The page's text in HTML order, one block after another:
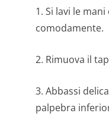
1. Si lavi le
comodamente.
2. Rimuova il
3. Abbassi
palpebra